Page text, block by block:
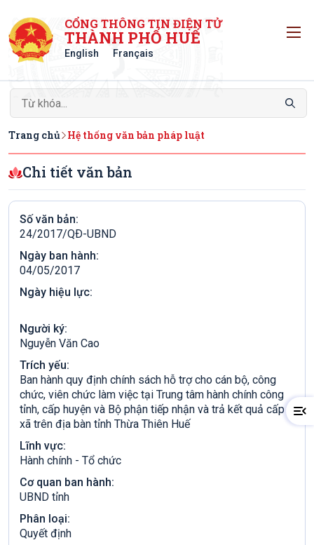
CỔNG THÔNG TIN ĐIỆN TỬ
THÀNH PHỐ HUẾ
English Français
Trang chủ Hệ thống văn bản pháp luật
Chi tiết văn bản
Số văn bản:
24/2017/QÐ-UBND
Ngày ban hành:
04/05/2017
Ngày hiệu lực:
Người ký:
Nguyễn Văn Cao
Trích yếu:
Ban hành quy định chính sách hỗ trợ cho cán bộ, công
chức, viên chức làm việc tại Trung tâm hành chính công
tỉnh, cấp huyện và Bộ phận tiếp nhận và trả kết quả cấp
xã trên địa bàn tỉnh Thừa Thiên Huế
Lĩnh vực:
Hành chính - Tổ chức
Cơ quan ban hành:
UBND tỉnh
Phân loại:
Quyết định